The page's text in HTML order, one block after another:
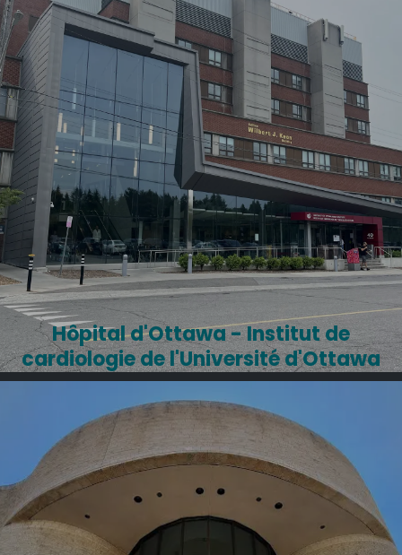
Hôpital d'Ottawa - Institut de
cardiologie de l'Université d'Ottawa